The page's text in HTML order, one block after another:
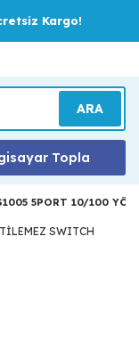
Kargo!
ARA
Topla
5PORT 10/100